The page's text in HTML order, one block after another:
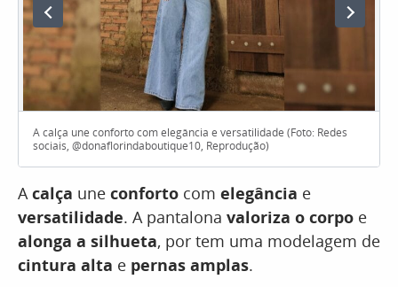
A calça une conforto com elegância e versatilidade (Foto: Redes
sociais, @donaflorindaboutique10, Reprodução)
Acalça une conforto com elegância e
versatilidade. A pantalona valoriza o corpo e
alonga a silhueta, por tem uma modelagem de
cintura alta e pernas amplas.